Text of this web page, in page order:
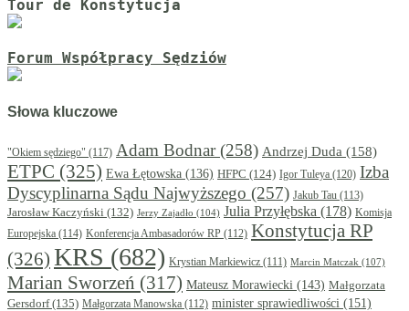
Tour de Konstytucja
Forum Współpracy Sędziów
Słowa kluczowe
"Okiem sędziego" (117) Adam Bodnar(258) Andrzej Duda (158)
ETPC (325) Ewa Łętowska (136) HFPC (124) Igor Tuleya (120) Izba
Dyscyplinarna Sądu Najwyższego (257) Jakub Tau (113)
Jarosław Kaczyński (132) Jerzy Zajadło (104) Julia Przyłębska (178) Komisja
Europejska (114) Konferencja Ambasadorów RP (112) Konstytucja RP
(326) KRS (682) Krystian Markiewicz (111) Marcin Matczak (107)
Marian Sworzeń (317) Mateusz Morawiecki (143) Małgorzata
Gersdorf(135) Małgorzata Manowska (112) minister sprawiedliwości (151)